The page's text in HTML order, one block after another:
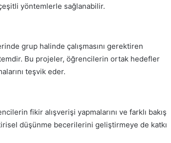
yöntemlerle sağlanabilir.
grup halinde çalışmasını gerektiren
Bu projeler, öğrencilerin ortak hedefler
teşvik eder.
fikir alışverişi yapmalarını ve farklı bakış
düşünme becerilerini geliştirmeye de katkı